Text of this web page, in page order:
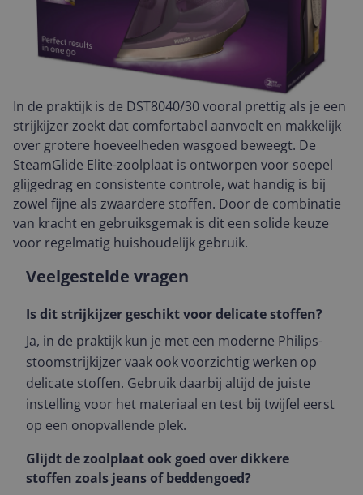
In de praktijk is de DST8040/30 vooral prettig als je een
strijkijzer zoekt dat comfortabel aanvoelt en makkelijk
over grotere hoeveelheden wasgoed beweegt. De
SteamGlide Elite-zoolplaat is ontworpen voor soepel
glijgedrag en consistente controle, wat handig is bij
zowel fijne als zwaardere stoffen. Door de combinatie
van kracht en gebruiksgemak is dit een solide keuze
voor regelmatig huishoudelijk gebruik.
Veelgestelde vragen
Is dit strijkijzer geschikt voor delicate stoffen?
Ja, in de praktijk kun je met een moderne Philips-
stoomstrijkijzer vaak ook voorzichtig werken op
delicate stoffen. Gebruik daarbij altijd de juiste
instelling voor het materiaal en test bij twijfel eerst
op een onopvallende plek.
Glijdt de zoolplaat ook goed over dikkere
stoffen zoals jeans of beddengoed?